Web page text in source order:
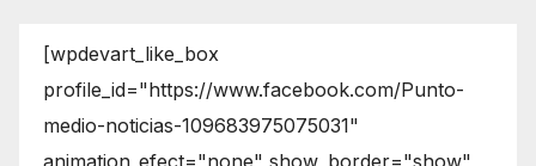
[wpdevart_like_box
profile_id="https://www.facebook.com/Punto-
medio-noticias-109683975075031"
animation_efect="none" show_border="show"